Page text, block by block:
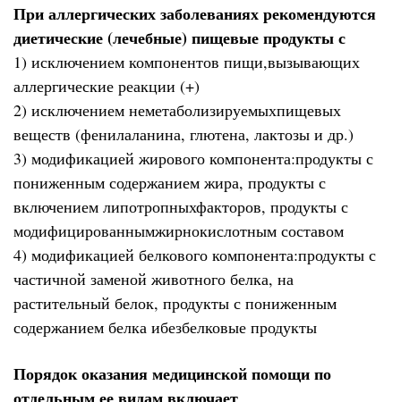
При аллергических заболеваниях рекомендуются
диетические (лечебные) пищевые продукты с
1) исключением компонентов пищи,вызывающих
аллергические реакции (+)
2) исключением неметаболизируемыхпищевых
веществ (фенилаланина, глютена, лактозы и др.)
3) модификацией жирового компонента:продукты с
пониженным содержанием жира, продукты с
включением липотропныхфакторов, продукты с
модифицированнымжирнокислотным составом
4) модификацией белкового компонента:продукты с
частичной заменой животного белка, на
растительный белок, продукты с пониженным
содержанием белка ибезбелковые продукты
Порядок оказания медицинской помощи по